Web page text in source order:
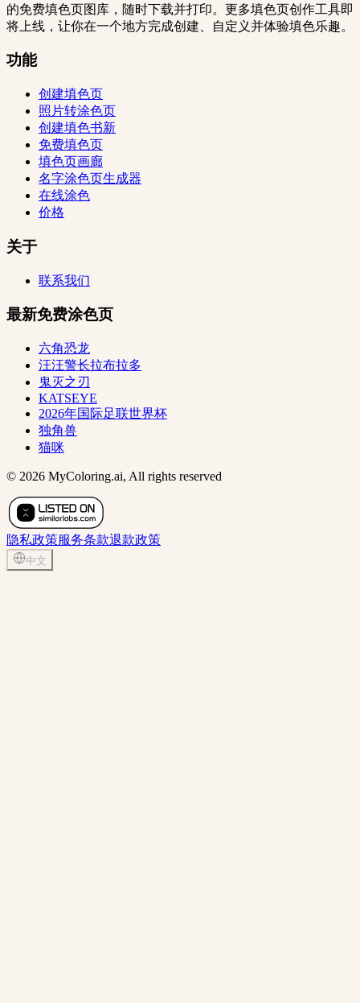
的免费填色页图库，随时下载并打印。更多填色页创作工具即
将上线，让你在一个地方完成创建、自定义并体验填色乐趣。
功能
创建填色页
照片转涂色页
创建填色书新
免费填色页
填色页画廊
名字涂色页生成器
在线涂色
价格
关于
联系我们
最新免费涂色页
六角恐龙
汪汪警长拉布拉多
鬼灭之刃
KATSEYE
2026年国际足联世界杯
独角兽
猫咪
© 2026 MyColoring.ai, All rights reserved
隐私政策服务条款退款政策
中文